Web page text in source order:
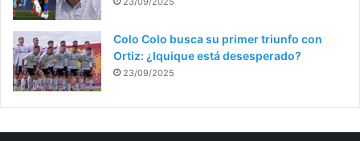
Colo Colo busca su primer triunfo con
Ortiz: ¿Iquique está desesperado?
23/09/2025